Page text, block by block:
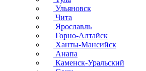
Ульяновск
Чита
Ярославль
Горно-Алтайск
Ханты-Мансийск
Анапа
Каменск-Уральский